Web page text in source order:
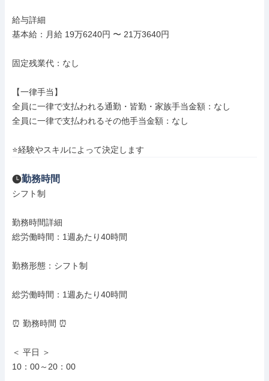
給与詳細
基本給：月給 19万6240円 〜 21万3640円
固定残業代：なし
【一律手当】
全員に一律で支払われる通勤・皆勤・家族手当金額：なし
全員に一律で支払われるその他手当金額：なし
⭐経験やスキルによって決定します
勤務時間
シフト制
勤務時間詳細
総労働時間：1週あたり40時間
勤務形態：シフト制
総労働時間：1週あたり40時間
⏰ 勤務時間 ⏰
＜ 平日 ＞
10：00～20：00